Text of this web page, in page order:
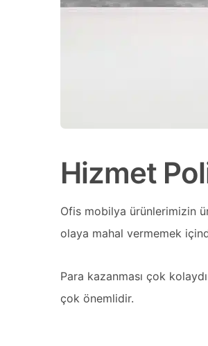
Hizmet
Ofis mobilya ürünlerimizin
olaya mahal vermemek
Para kazanması çok
çok önemlidir.